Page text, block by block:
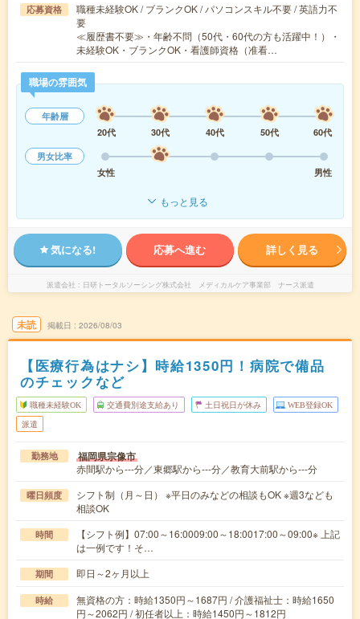
応募資格
職種未経験OK / ブランクOK / パソコンスキル不要 / 英語力不
要
≪履歴書不要≫・年齢不問（50代・60代の方も活躍中！）・
未経験OK・ブランクOK・看護師資格（准看…
職場の雰囲気
年齢層
20代
30代 40代 50代
60代
男女比率
女性
男性
もっと見る
気になる! 応募へ進む 詳しく見る
派遣会社 日研トータルソーシング株式会社 メディカルケア事業部 ナース派遣
未読 掲載日 2026/08/03
【医療行為はナシ】時給1350円！病院で備品
のチェックなど
職種未経験OK 交通費別途支給あり 土日祝日が休み WEB登録OK
派遣
勤務地 福岡県宗像市
赤間駅から---分／東郷駅から---分／教育大前駅から---分
曜日頻度
シフト制（月～日） ※平日のみなどの相談もOK ※週3なども
相談OK
時間
【シフト例】07:00～16:0009:00～18:0017:00～09:00※ 上記
は一例です！そ…
期間 即日～2ヶ月以上
時給
無資格の方：時給1350円～1687円 / 介護福祉士：時給1650
円～2062円 / 初任者以上：時給1450円～1812円